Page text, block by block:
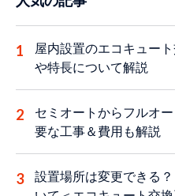
屋内設置のエコキュー
や特長について解説
セミオートからフルオ
要な工事＆費用も解説
設置場所は変更できる